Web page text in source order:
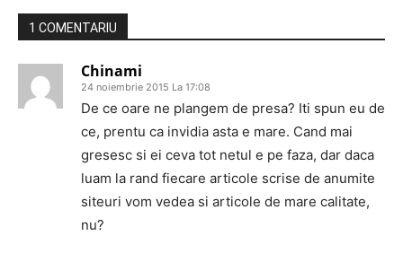
1 COMENTARIU
Chinami
24 noiembrie 2015 La 17:08
De ce oare ne plangem de presa? Iti spun eu de
ce, prentu ca invidia asta e mare. Cand mai
gresesc si ei ceva tot netul e pe faza, dar daca
luam la rand fiecare articole scrise de anumite
siteuri vom vedea si articole de mare calitate,
nu?